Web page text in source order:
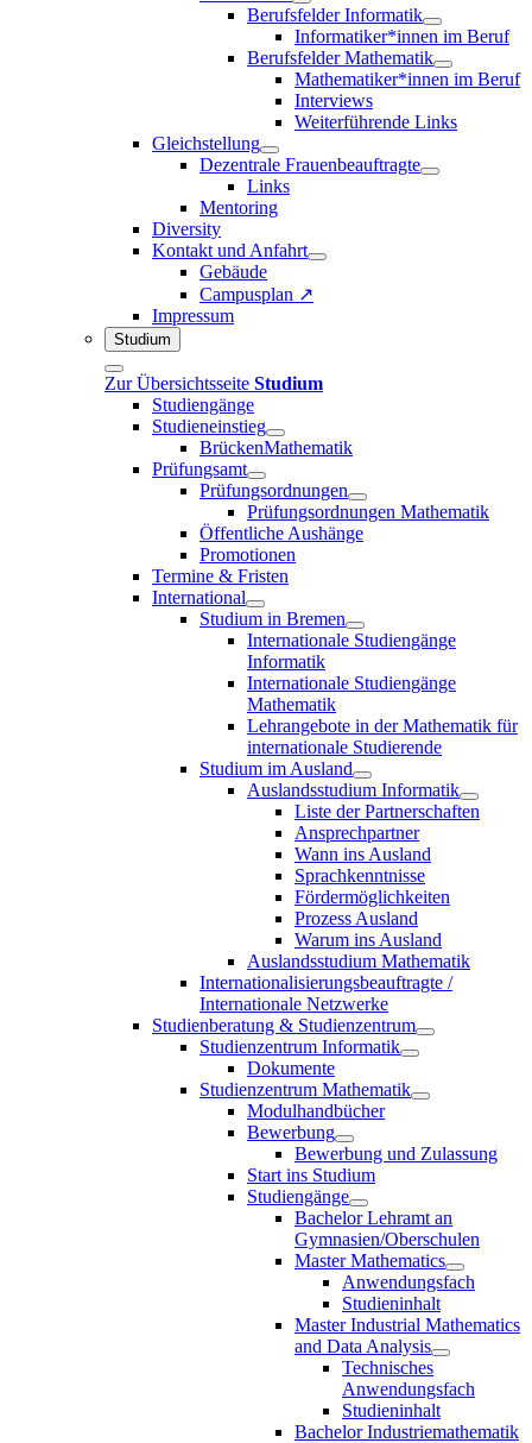
Berufsfelder Informatik
Informatiker*innen im Beruf
Berufsfelder Mathematik
Mathematiker*innen im Beruf
Interviews
Weiterführende Links
Gleichstellung
Dezentrale Frauenbeauftragte
Links
Mentoring
Diversity
Kontakt und Anfahrt
Gebäude
Campusplan ↗
Impressum
Studium
Zur Übersichtsseite Studium
Studiengänge
Studieneinstieg
BrückenMathematik
Prüfungsamt
Prüfungsordnungen
Prüfungsordnungen Mathematik
Öffentliche Aushänge
Promotionen
Termine & Fristen
International
Studium in Bremen
Internationale Studiengänge
Informatik
Internationale Studiengänge
Mathematik
Lehrangebote in der Mathematik für
internationale Studierende
Studium im Ausland
Auslandsstudium Informatik
Liste der Partnerschaften
Ansprechpartner
Wann ins Ausland
Sprachkenntnisse
Fördermöglichkeiten
Prozess Ausland
Warum ins Ausland
Auslandsstudium Mathematik
Internationalisierungsbeauftragte /
Internationale Netzwerke
Studienberatung & Studienzentrum
Studienzentrum Informatik
Dokumente
Studienzentrum Mathematik
Modulhandbücher
Bewerbung
Bewerbung und Zulassung
Start ins Studium
Studiengänge
Bachelor Lehramt an
Gymnasien/Oberschulen
Master Mathematics
Anwendungsfach
Studieninhalt
Master Industrial Mathematics
and Data Analysis
Technisches
Anwendungsfach
Studieninhalt
Bachelor Industriemathematik